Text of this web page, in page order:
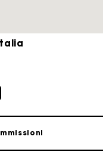
per fare il regalo
2-3 giorni